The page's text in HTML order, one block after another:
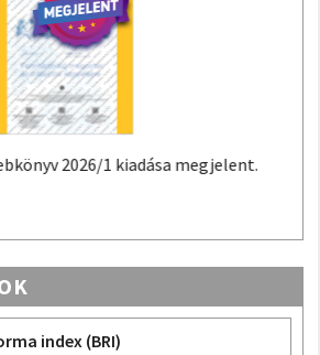
Mobil alkalmazás a PHARMINDEX
index (BRI)